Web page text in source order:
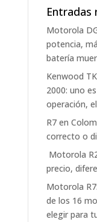
Entradas
Motorola
potencia,
batería
Kenwood
2000: uno
operación,
R7 en
correcto o
Motorola
precio,
Motorola
de los 16
elegir para